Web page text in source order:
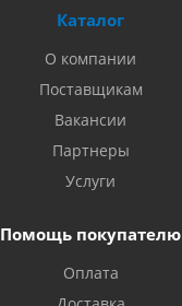
Каталог
О компании
Поставщикам
Вакансии
Партнеры
Услуги
Помощь покупателю
Оплата